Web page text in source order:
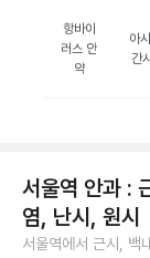
항바이
러스 안
약
아
간
서울역 안과 :
염, 난시, 원시
서울역에서 근시, 백